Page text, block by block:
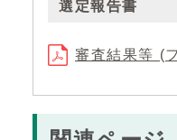
選定報告書
審査結果等 (